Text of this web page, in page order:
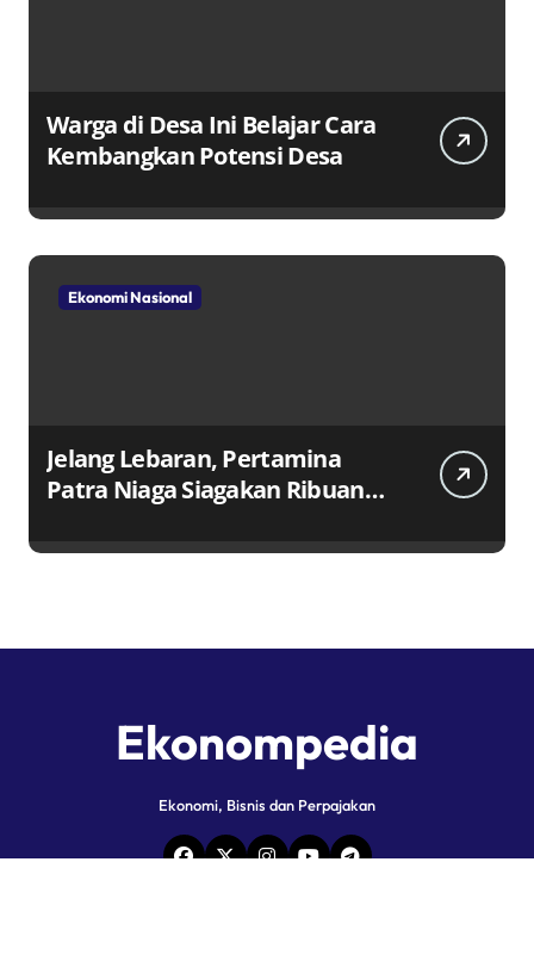
Warga di Desa Ini Belajar Cara
Kembangkan Potensi Desa
Ekonomi Nasional
Jelang Lebaran, Pertamina
Patra Niaga Siagakan Ribuan
Ekonompedia
Ekonomi, Bisnis dan Perpajakan